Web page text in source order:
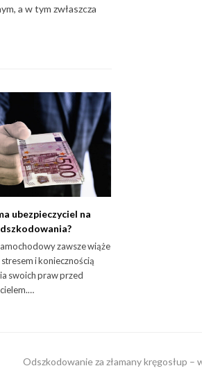
a w tym zwłaszcza
ubezpieczyciel na
zawsze wiąże
stresem i koniecznością
swoich praw przed
next
Odszkodowanie za złamany kręgosłup –